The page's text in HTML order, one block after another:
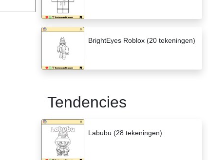
BrightEyes Roblox (20 tekeningen)
Tendencies
Labubu (28 tekeningen)